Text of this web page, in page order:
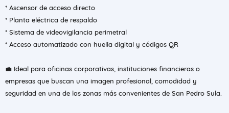
* Ascensor de acceso directo
* Planta eléctrica de respaldo
* Sistema de videovigilancia perimetral
* Acceso automatizado con huella digital y códigos QR
💼 Ideal para oficinas corporativas, instituciones financieras o
empresas que buscan una imagen profesional, comodidad y
seguridad en una de las zonas más convenientes de San Pedro Sula.